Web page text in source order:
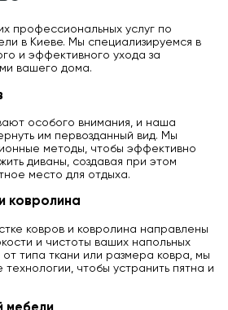
профессиональных услуг по
в Киеве. Мы специализируемся в
и эффективного ухода за
вашего дома.
особого внимания, и наша
им первозданный вид. Мы
методы, чтобы эффективно
диваны, создавая при этом
место для отдыха.
ковролина
ковров и ковролина направлены
и чистоты ваших напольных
типа ткани или размера ковра, мы
чтобы устранить пятна и